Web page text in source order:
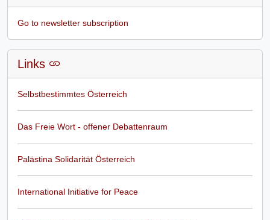
Go to newsletter subscription
Links
Selbstbestimmtes Österreich
Das Freie Wort - offener Debattenraum
Palästina Solidarität Österreich
International Initiative for Peace